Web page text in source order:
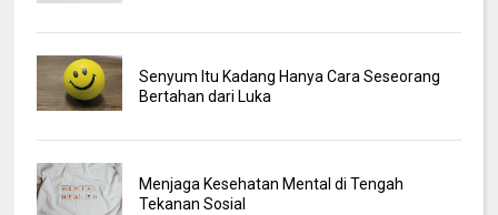
Senyum Itu Kadang Hanya Cara Seseorang
Bertahan dari Luka
Menjaga Kesehatan Mental di Tengah
Tekanan Sosial